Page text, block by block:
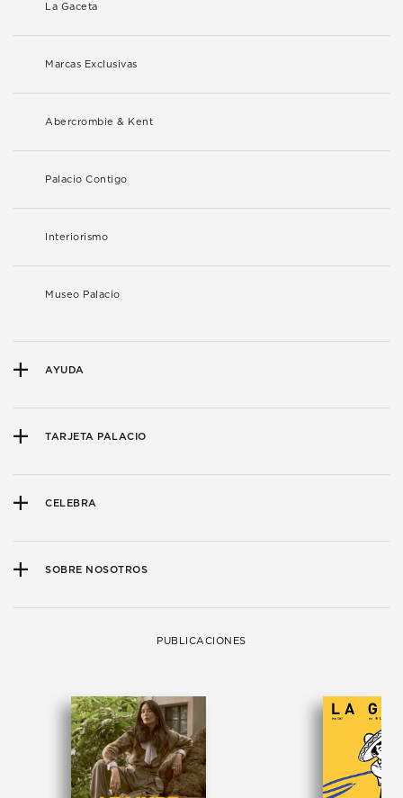
La Gaceta
Marcas Exclusivas
Abercrombie & Kent
Palacio Contigo
Interiorismo
Museo Palacio
AYUDA
TARJETA PALACIO
CELEBRA
SOBRE NOSOTROS
PUBLICACIONES